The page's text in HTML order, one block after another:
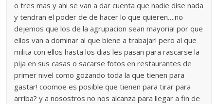
o tres mas y ahi se van a dar cuenta que nadie dise nada
y tendran el poder de de hacer lo que quieren….no
dejemos que los de la agrupacion sean mayoria! por que
ellos van a dominar al que biene a trabajar! pero al que
milita con ellos hasta los dias les pasan para rascarse la
pija en sus casas o sacarse fotos en restaurantes de
primer nivel como gozando toda la que tienen para
gastar! coomoe es posible que tienen para tirar para
arriba? y a nosostros no nos alcanza para llegar a fin de